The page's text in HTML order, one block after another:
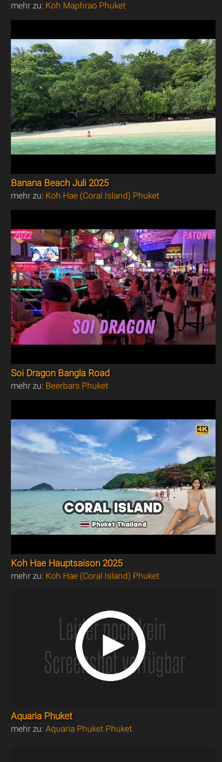
mehr zu: Koh Maphrao Phuket
Banana Beach Juli 2025
mehr zu: Koh Hae (Coral Island) Phuket
Soi Dragon Bangla Road
mehr zu: Beerbars Phuket
Koh Hae Hauptsaison 2025
mehr zu: Koh Hae (Coral Island) Phuket
Aquaria Phuket
mehr zu:Aquaria Phuket Phuket